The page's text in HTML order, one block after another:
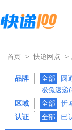
首页 > 快递网点 >
品牌 全部 圆
极兔速递
区域
全部 忻
认证
全部 已